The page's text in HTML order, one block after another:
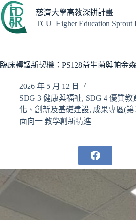
跳
至
主
容
慈濟大學高教深耕計畫
TCU_Higher Education Sprout
臨床轉譯新契機：PS128益生菌與帕金
2026 年 5 月 12 日
SDG 3 健康與福祉, SDG 4 優質教
化、創新及基礎建設, 成果專區(
面向一 教學創新精進